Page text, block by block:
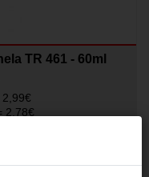
TR 461 - 60ml
2,78€
citronella